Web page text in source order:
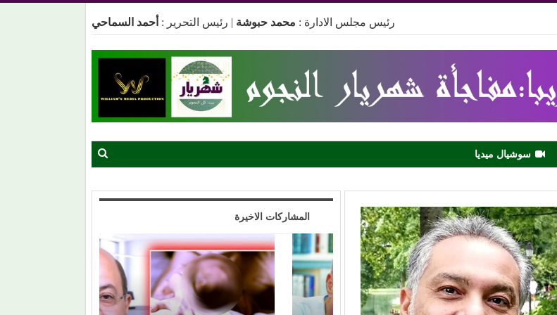
رئيس مجلس الادارة : محمد حبوشة | رئيس التحرير : أحمد السماحي
سوشيال ميديا
المشاركات الاخيرة